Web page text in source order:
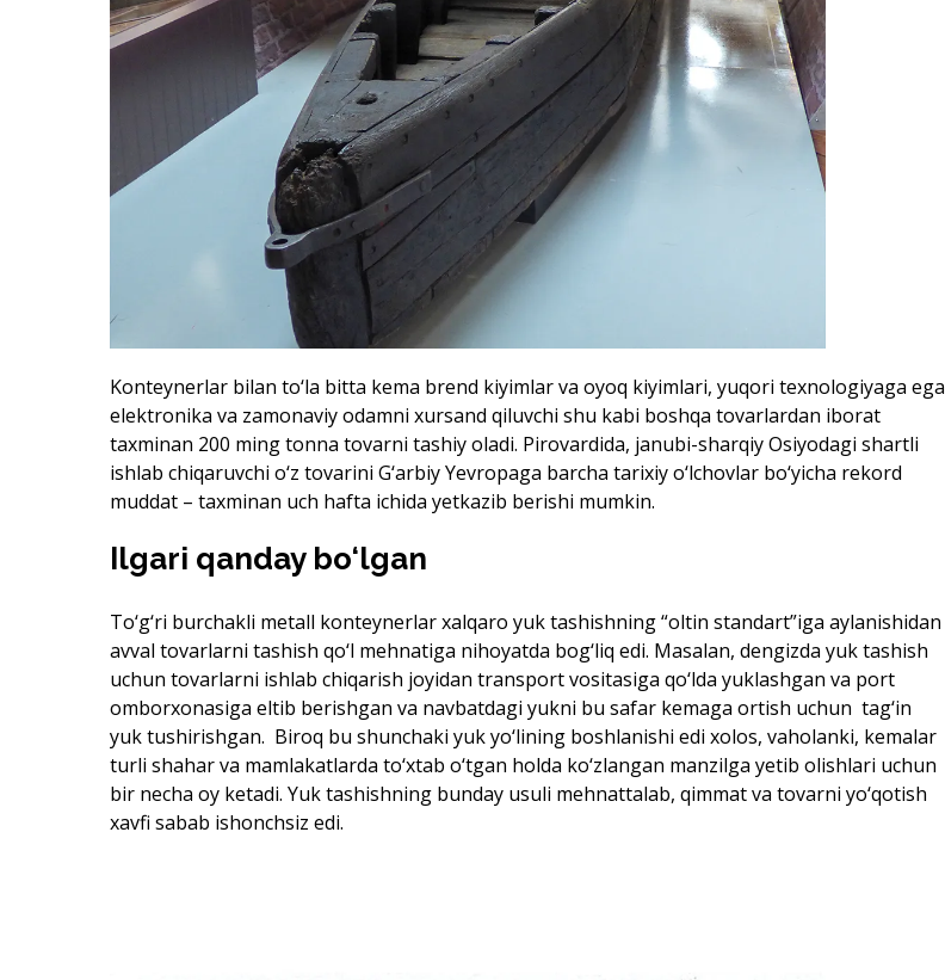
Konteynerlar bilan to‘la bitta kema brend kiyimlar va oyoq kiyimlari, yuqori texnologiyaga ega
elektronika va zamonaviy odamni xursand qiluvchi shu kabi boshqa tovarlardan iborat
taxminan 200 ming tonna tovarni tashiy oladi. Pirovardida, janubi-sharqiy Osiyodagi shartli
ishlab chiqaruvchi o‘z tovarini G‘arbiy Yevropaga barcha tarixiy o‘lchovlar bo‘yicha rekord
muddat – taxminan uch hafta ichida yetkazib berishi mumkin.
Ilgari qanday bo‘lgan
To‘g‘ri burchakli metall konteynerlar xalqaro yuk tashishning “oltin standart”iga aylanishidan
avval tovarlarni tashish qo‘l mehnatiga nihoyatda bog‘liq edi. Masalan, dengizda yuk tashish
uchun tovarlarni ishlab chiqarish joyidan transport vositasiga qo‘lda yuklashgan va port
omborxonasiga eltib berishgan va navbatdagi yukni bu safar kemaga ortish uchun tag‘in
yuk tushirishgan. Biroq bu shunchaki yuk yo‘lining boshlanishi edi xolos, vaholanki, kemalar
turli shahar va mamlakatlarda to‘xtab o‘tgan holda ko‘zlangan manzilga yetib olishlari uchun
bir necha oy ketadi. Yuk tashishning bunday usuli mehnattalab, qimmat va tovarni yo‘qotish
xavfi sabab ishonchsiz edi.